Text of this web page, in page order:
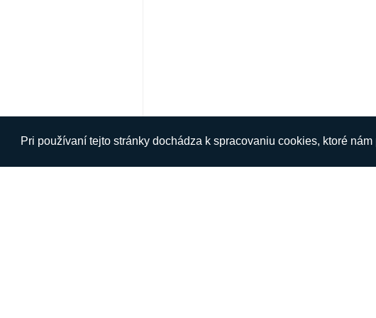
Pri používaní tejto stránky dochádza k spracovaniu cookies, ktoré